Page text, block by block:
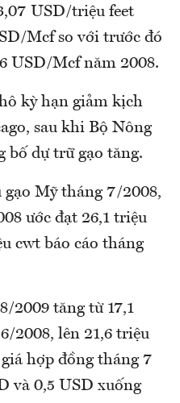
USD/triệu feet
Mcf so với trước đó
USD/Mcf năm 2008.
kỳ hạn giảm kịch
sau khi Bộ Nông
bố dự trữ gạo tăng.
gạo Mỹ tháng 7/2008,
ước đạt 26,1 triệu
cwt báo cáo tháng
2009 tăng từ 17,1
2008, lên 21,6 triệu
hợp đồng tháng 7
và 0,5 USD xuống